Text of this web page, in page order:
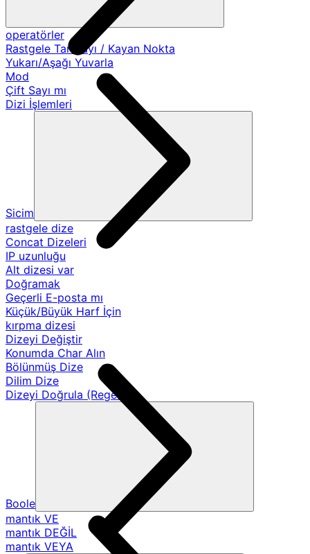
operatörler
Rastgele Tamsayı / Kayan Nokta
Yukarı/Aşağı Yuvarla
Mod
Çift Sayı mı
Dizi İşlemleri
Sicim
rastgele dize
Concat Dizeleri
IP uzunluğu
Alt dizesi var
Doğramak
Geçerli E-posta mı
Küçük/Büyük Harf İçin
kırpma dizesi
Dizeyi Değiştir
Konumda Char Alın
Bölünmüş Dize
Dilim Dize
Dizeyi Doğrula (Regex)
Boole
mantık VE
mantık DEĞİL
mantık VEYA